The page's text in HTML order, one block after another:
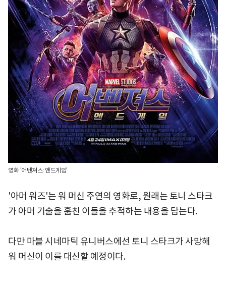
영화 '어벤져스: 엔드게임'
'아머 워즈'는 워 머신 주연의 영화로, 원래는 토니 스타크
가 아머 기술을 훔친 이들을 추적하는 내용을 담는다.
다만 마블 시네마틱 유니버스에선 토니 스타크가 사망해
워 머신이 이를 대신할 예정이다.